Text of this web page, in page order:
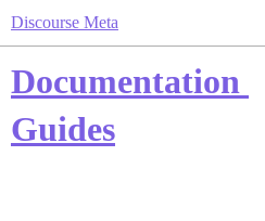
Discourse Meta
Documentation
Guides